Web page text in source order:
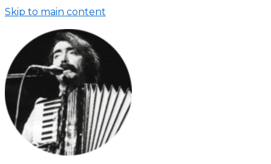
Skip to main content